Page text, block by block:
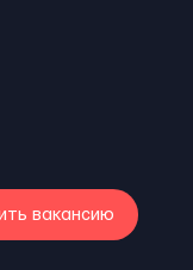
вакансию